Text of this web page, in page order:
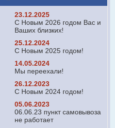
23.12.2025
С Новым 2026 годом Вас и
Ваших близких!
25.12.2024
С Новым 2025 годом!
14.05.2024
Мы переехали!
26.12.2023
С Новым 2024 годом!
05.06.2023
06.06.23 пункт самовывоза
не работает